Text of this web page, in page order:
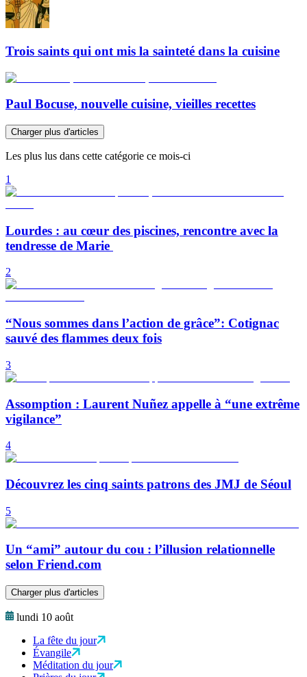
Trois saints qui ont mis la sainteté dans la cuisine
Paul Bocuse, nouvelle cuisine, vieilles recettes
Charger plus d'articles
Les plus lus dans cette catégorie ce mois-ci
1
Lourdes : au cœur des piscines, rencontre avec la
tendresse de Marie
2
“Nous sommes dans l’action de grâce”: Cotignac
sauvé des flammes deux fois
3
Assomption : Laurent Nuñez appelle à “une extrême
vigilance”
4
Découvrez les cinq saints patrons des JMJ de Séoul
5
Un “ami” autour du cou : l’illusion relationnelle
selon Friend.com
Charger plus d'articles
lundi 10 août
La fête du jour
Évangile
Méditation du jour